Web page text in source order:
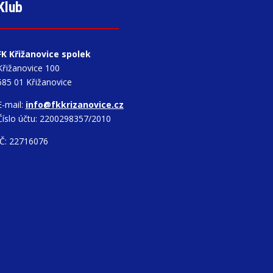
Křižanovice spolek
100
01 Křižanovice
mail: info@fkkrizanovice.cz
účtu: 2200298357/2010
22716076